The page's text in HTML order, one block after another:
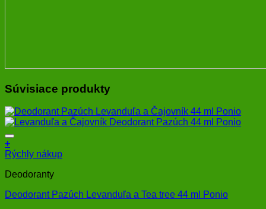
Súvisiace produkty
+
Rýchly nákup
Deodoranty
Deodorant Pazúch Levanduľa a Tea tree 44 ml Ponio